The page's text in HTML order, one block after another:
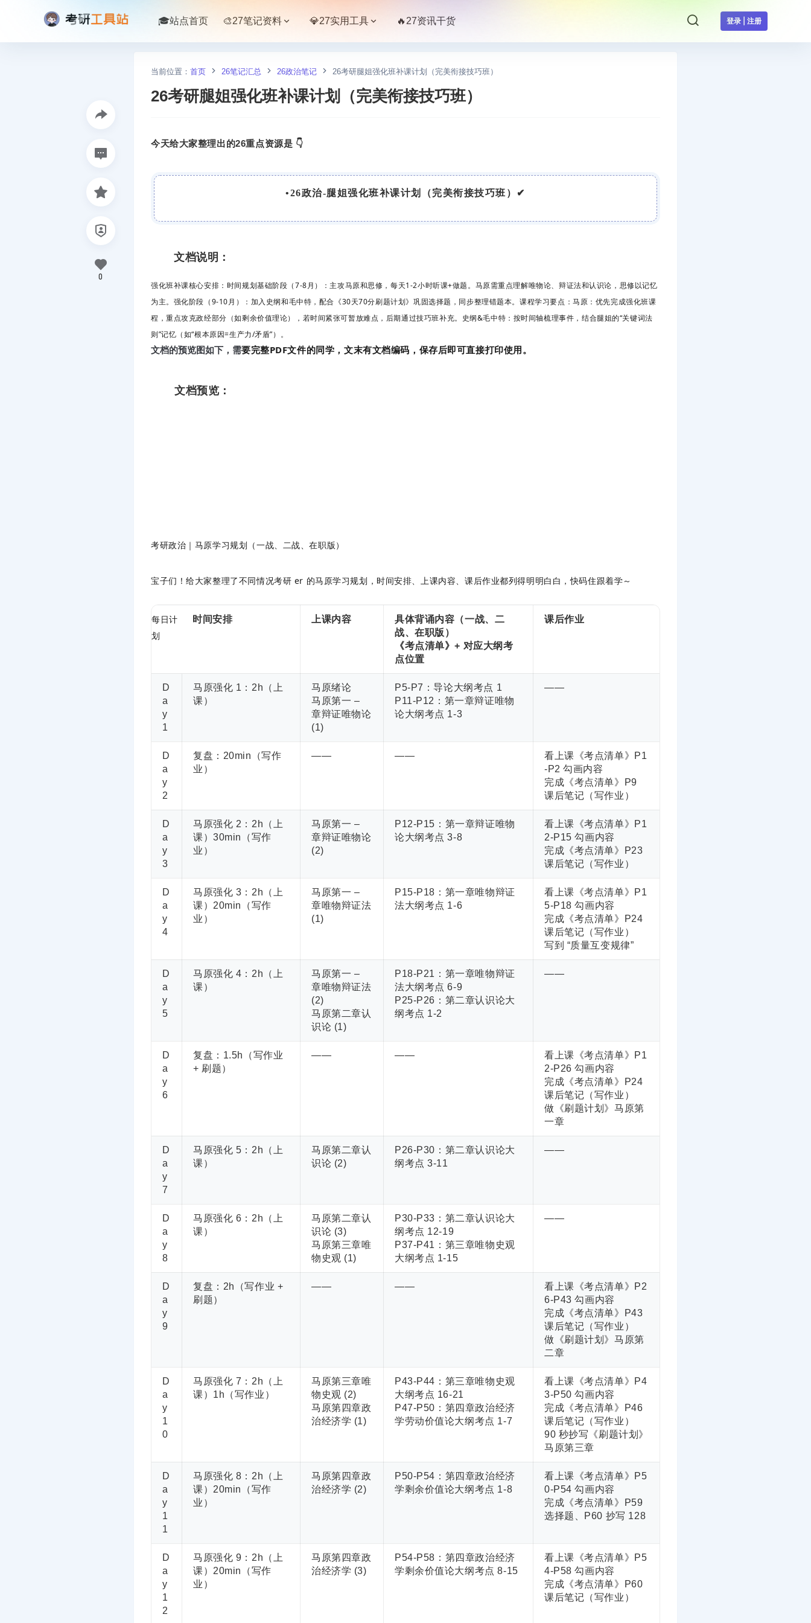
登录 | 注册
🎓站点首页 🎨27笔记资料 💎27实用工具 🔥27资讯干货
当前位置： 首页 26笔记汇总 26政治笔记 26考研腿姐强化班补课计划（完美衔接技巧班）
26考研腿姐强化班补课计划（完美衔接技巧班）
今天给大家整理出的26重点资源是 👇
•26政治-腿姐强化班补课计划（完美衔接技巧班） ✔
文档说明：
强化班补课核心安排：时间规划基础阶段（7-8月）
：主攻马原和思修，每天1-2小时听课+做题。马原需重点理解唯物论、辩证法和认识论，思修以记忆
为主。强化阶段（9-10月）
：加入史纲和毛中特，配合《30天70分刷题计划》巩固选择题，同步整理错题本。课程学习要点：马原 ：优先完成强化班课
程，重点攻克政经部分（如剩余价值理论），若时间紧张可暂放难点，后期通过技巧班补充。史纲&毛中特 ：按时间轴梳理事件，结合腿姐的“关键词法
则”记忆（如“根本原因=生产力/矛盾”）。
文档的预览图如下，需要完整PDF文件的同学，文末有文档编码，保存后即可直接打印使用。
文档预览：
考研政治｜马原学习规划（一战、二战、在职版）
宝子们！给大家整理了不同情况考研 er 的马原学习规划，时间安排、上课内容、课后作业都列得明明白白，快码住跟着学～
每日计
划
时间安排 上课内容
具体背诵内容（一战、二
战、在职版）
《考点清单》+ 对应大纲考
点位置
课后作业
D
a
y
1
马原强化 1：2h（上
课）
马原绪论
马原第一 –
章辩证唯物论
(1)
P5-P7：导论大纲考点 1
P11-P12：第一章辩证唯物
论大纲考点 1-3
——
D
a
y
2
复盘：20min（写作
业）
—— ——
看上课《考点清单》P1
-P2 勾画内容
完成《考点清单》P9
课后笔记（写作业）
D
a
y
3
马原强化 2：2h（上
课）30min（写作
业）
马原第一 –
章辩证唯物论
(2)
P12-P15：第一章辩证唯物
论大纲考点 3-8
看上课《考点清单》P1
2-P15 勾画内容
完成《考点清单》P23
课后笔记（写作业）
D
a
y
4
马原强化 3：2h（上
课）20min（写作
业）
马原第一 –
章唯物辩证法
(1)
P15-P18：第一章唯物辩证
法大纲考点 1-6
看上课《考点清单》P1
5-P18 勾画内容
完成《考点清单》P24
课后笔记（写作业）
写到 “质量互变规律”
D
a
y
5
马原强化 4：2h（上
课）
马原第一 –
章唯物辩证法
(2)
马原第二章认
识论 (1)
P18-P21：第一章唯物辩证
法大纲考点 6-9
P25-P26：第二章认识论大
纲考点 1-2
——
D
a
y
6
复盘：1.5h（写作业
+ 刷题）
—— ——
看上课《考点清单》P1
2-P26 勾画内容
完成《考点清单》P24
课后笔记（写作业）
做《刷题计划》马原第
一章
D
a
y
7
马原强化 5：2h（上
课）
马原第二章认
识论 (2)
P26-P30：第二章认识论大
纲考点 3-11
——
D
a
y
8
马原强化 6：2h（上
课）
马原第二章认
识论 (3)
马原第三章唯
物史观 (1)
P30-P33：第二章认识论大
纲考点 12-19
P37-P41：第三章唯物史观
大纲考点 1-15
——
D
a
y
9
复盘：2h（写作业 +
刷题）
—— ——
看上课《考点清单》P2
6-P43 勾画内容
完成《考点清单》P43
课后笔记（写作业）
做《刷题计划》马原第
二章
D
a
y
1
0
马原强化 7：2h（上
课）1h（写作业）
马原第三章唯
物史观 (2)
马原第四章政
治经济学 (1)
P43-P44：第三章唯物史观
大纲考点 16-21
P47-P50：第四章政治经济
学劳动价值论大纲考点 1-7
看上课《考点清单》P4
3-P50 勾画内容
完成《考点清单》P46
课后笔记（写作业）
90 秒抄写《刷题计划》
马原第三章
D
a
y
1
1
马原强化 8：2h（上
课）20min（写作
业）
马原第四章政
治经济学 (2)
P50-P54：第四章政治经济
学剩余价值论大纲考点 1-8
看上课《考点清单》P5
0-P54 勾画内容
完成《考点清单》P59
选择题、P60 抄写 128
D
a
y
1
2
马原强化 9：2h（上
课）20min（写作
业）
马原第四章政
治经济学 (3)
P54-P58：第四章政治经济
学剩余价值论大纲考点 8-15
看上课《考点清单》P5
4-P58 勾画内容
完成《考点清单》P60
课后笔记（写作业）
0